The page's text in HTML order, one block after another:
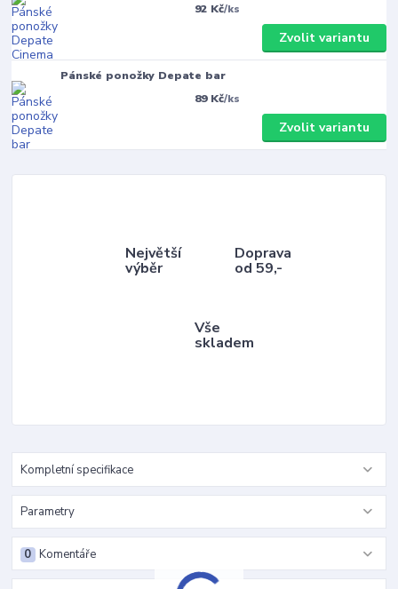
92 Kč/ks
Zvolit variantu
Pánské ponožky Depate bar
89 Kč/ks
Zvolit variantu
Největší
výběr
Doprava
od 59,-
Vše
skladem
Kompletní specifikace
Parametry
Komentáře
0